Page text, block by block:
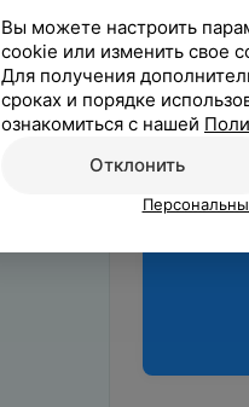
Вы можете настроить
cookie или изменить свое
Для получения
сроках и порядке
ознакомиться с нашей
Отклонить